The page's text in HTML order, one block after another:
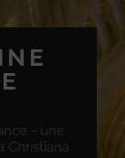
- une
Christiana